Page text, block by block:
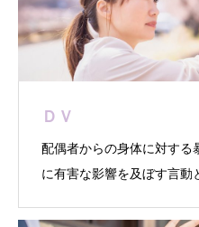
ＤＶ
配偶者からの身体に対する
に有害な影響を及ぼす言動